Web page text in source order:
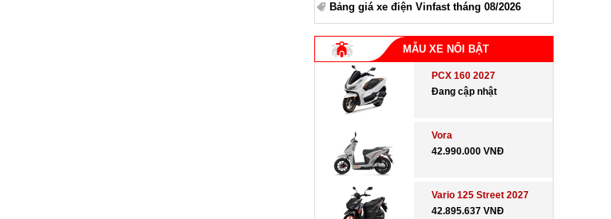
Bảng giá xe điện Vinfast tháng 08/2026
MẪU XE NỔI BẬT
PCX 160 2027
Đang cập nhật
Vora
42.990.000 VNĐ
Vario 125 Street 2027
42.895.637 VNĐ